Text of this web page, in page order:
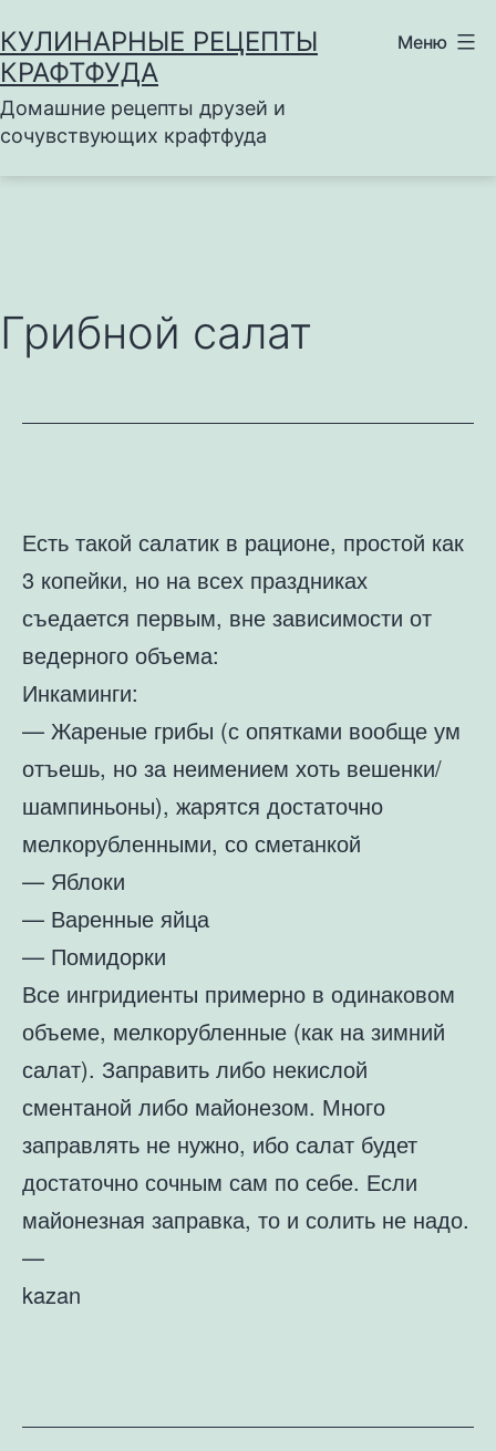
к
содержимому
КУЛИНАРНЫЕ РЕЦЕПТЫ
КРАФТФУДА
Домашние рецепты друзей и
сочувствующих крафтфуда
Меню
Грибной салат
Есть такой салатик в рационе, простой как
3 копейки, но на всех праздниках
съедается первым, вне зависимости от
ведерного объема:
Инкаминги:
— Жареные грибы (с опятками вообще ум
отъешь, но за неимением хоть вешенки/
шампиньоны), жарятся достаточно
мелкорубленными, со сметанкой
— Яблоки
— Варенные яйца
— Помидорки
Все ингридиенты примерно в одинаковом
объеме, мелкорубленные (как на зимний
салат). Заправить либо некислой
сментаной либо майонезом. Много
заправлять не нужно, ибо салат будет
достаточно сочным сам по себе. Если
майонезная заправка, то и солить не надо.
—
kazan